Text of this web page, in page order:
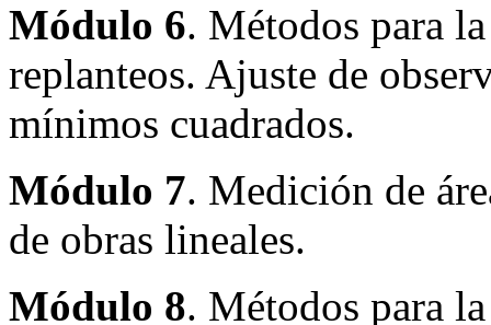
Módulo 6. Métodos para
replanteos. Ajuste de
mínimos cuadrados.
Módulo 7. Medición de
de obras lineales.
Módulo 8. Métodos para